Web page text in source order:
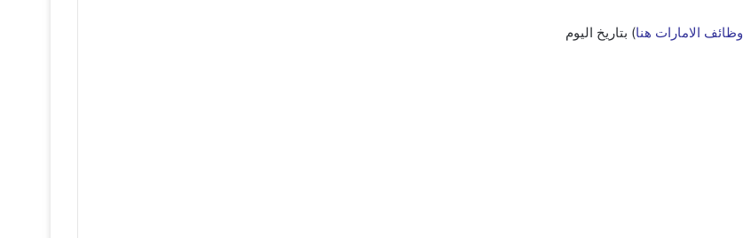
وظائف الامارات هنا) بتاريخ اليوم